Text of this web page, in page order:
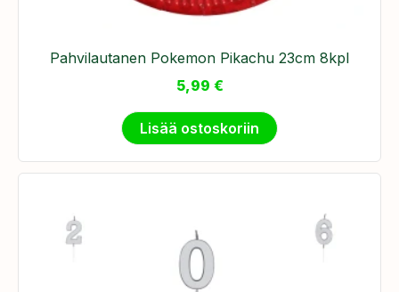
Pahvilautanen Pokemon Pikachu 23cm 8kpl
5,99 €
Lisää ostoskoriin